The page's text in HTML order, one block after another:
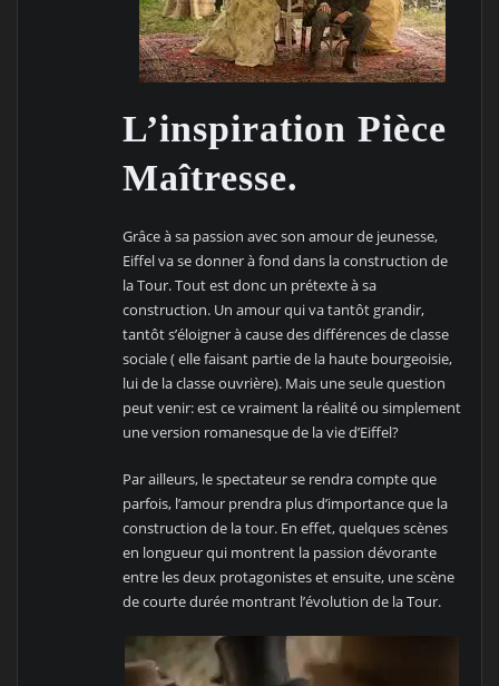
L’inspiration Pièce
Maîtresse.
Grâce à sa passion avec son amour de jeunesse,
Eiffel va se donner à fond dans la construction de
la Tour. Tout est donc un prétexte à sa
construction. Un amour qui va tantôt grandir,
tantôt s’éloigner à cause des différences de classe
sociale ( elle faisant partie de la haute bourgeoisie,
lui de la classe ouvrière). Mais une seule question
peut venir: est ce vraiment la réalité ou simplement
une version romanesque de la vie d’Eiffel?
Par ailleurs, le spectateur se rendra compte que
parfois, l’amour prendra plus d’importance que la
construction de la tour. En effet, quelques scènes
en longueur qui montrent la passion dévorante
entre les deux protagonistes et ensuite, une scène
de courte durée montrant l’évolution de la Tour.